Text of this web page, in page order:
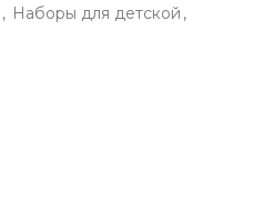
, Наборы для детской ,